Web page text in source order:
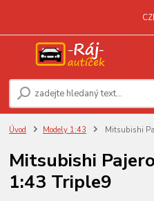
Úvod Modely 1:43 Mitsubishi
Mitsubishi
1:43 Triple9